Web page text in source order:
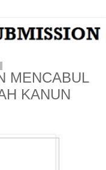
MENCABUL
KANUN